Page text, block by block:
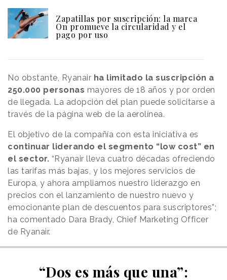
Zapatillas por suscripción: la marca
On promueve la circularidad y el
pago por uso
No obstante, Ryanair ha limitado la suscripción a
250.000 personas mayores de 18 años y por orden
de llegada. La adopción del plan puede solicitarse a
través de la página web de la aerolínea.
El objetivo de la compañía con esta iniciativa es
continuar liderando el segmento “low cost” en
el sector. “Ryanair lleva cuatro décadas ofreciendo
las tarifas más bajas, y los mejores servicios de
Europa, y ahora ampliamos nuestro liderazgo en
precios con el lanzamiento de nuestro nuevo y
emocionante plan de descuentos para suscriptores”;
ha comentado Dara Brady, Chief Marketing Officer
de Ryanair.
“Dos es más que una”: